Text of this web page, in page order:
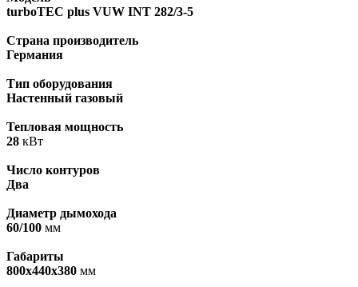
turboTEC plus VUW INT 282/3-5
Страна производитель
Германия
Тип оборудования
Настенный газовый
Тепловая мощность
28 кВт
Число контуров
Два
Диаметр дымохода
60/100 мм
Габариты
800x440x380 мм